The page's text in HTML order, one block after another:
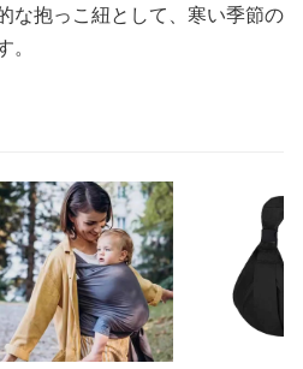
な抱っこ紐として、寒い季節の